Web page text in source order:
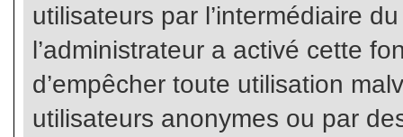
utilisateurs par l’intermédiaire
l’administrateur a activé cette
d’empêcher toute utilisation
utilisateurs anonymes ou par